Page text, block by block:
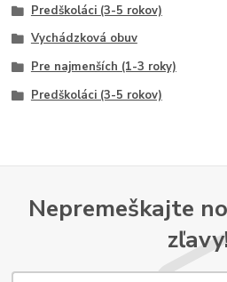
Predškoláci (3-5 rokov)
Vychádzková obuv
Pre najmenších (1-3 roky)
Predškoláci (3-5 rokov)
Nepremeškajte